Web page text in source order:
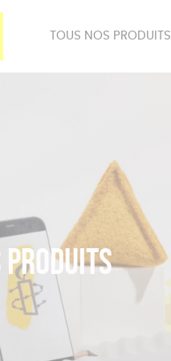
TOUS NOS PRODUITS
produits